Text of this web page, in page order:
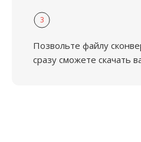
3
Позвольте файлу
сразу сможете скачать